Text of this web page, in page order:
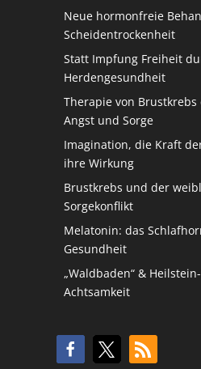
Neue hormonfreie
Scheidentrockenheit
Statt Impfung Freiheit
Herdengesundheit
Therapie von Brustkrebs
Angst und Sorge
Imagination, die Kraft
ihre Wirkung
Brustkrebs und der
Sorgekonflikt
Melatonin: das
Gesundheit
„Waldbaden“ &
Achtsamkeit